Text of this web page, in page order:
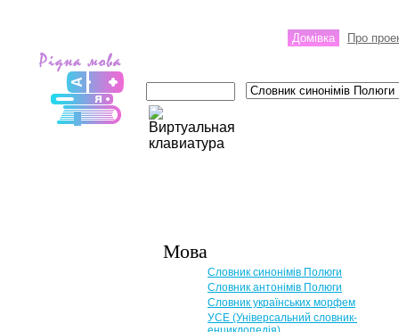
Домівка Про
Мова
Словник синонімів Полюги
Словник антонімів Полюги
Словник українських морфем
УСЕ (Універсальний словник-